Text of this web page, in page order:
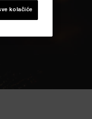
kolačiće